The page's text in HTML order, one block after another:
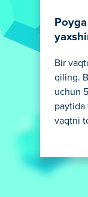
Bir
qiling.
uchun
paytida
vaqtni